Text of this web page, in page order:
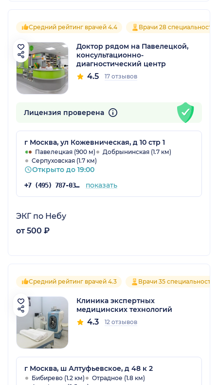
Средний рейтинг врачей 4.4 Врачи 28
Доктор рядом на Павелецкой,
консультационно-
диагностический центр
4.5 17 отзывов
Лицензия проверена
г Москва, ул Кожевническая, д 10 стр 1
Павелецкая (900 м)
Добрынинская (1.7 км)
Серпуховская (1.7 км)
Открыто до 19:00
+7 (495) 787-03-03 показать
ЭКГ по Небу
от 500 ₽
Средний рейтинг врачей 4.3 Врачи 35 специальностей
Клиника экспертных
медицинских технологий
4.3 12 отзывов
г Москва, ш Алтуфьевское, д 48 к 2
Бибирево (1.2 км)
Отрадное (1.8 км)